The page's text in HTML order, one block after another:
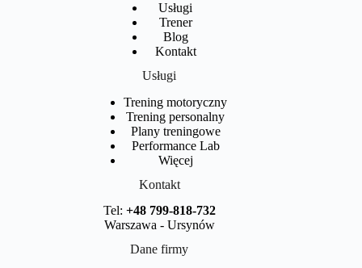
Usługi
Trener
Blog
Kontakt
Usługi
Trening motoryczny
Trening personalny
Plany treningowe
Performance Lab
Więcej
Kontakt
Tel: +48 799-818-732
Warszawa - Ursynów
Dane firmy